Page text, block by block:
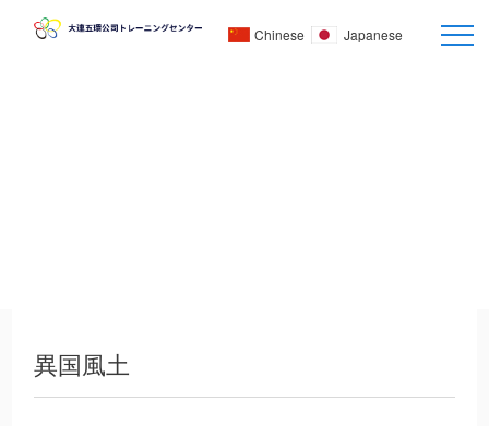
Chinese Japanese
異国風土